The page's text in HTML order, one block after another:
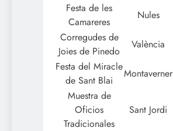
Festa de les
Camareres
Nules
Corregudes de
Joies de Pinedo
València
Festa del Miracle
de Sant Blai
Montaverner
Muestra de
Oficios
Tradicionales
Sant Jordi